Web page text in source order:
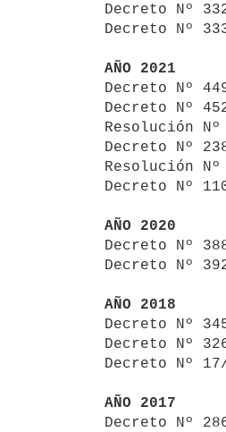
Decreto Nº
Decreto Nº
AÑO 2021
Decreto Nº
Decreto Nº
Resolución
Decreto Nº
Resolución
Decreto Nº
AÑO 2020
Decreto Nº
Decreto Nº
AÑO 2018
Decreto Nº
Decreto Nº
Decreto Nº
AÑO 2017
Decreto Nº